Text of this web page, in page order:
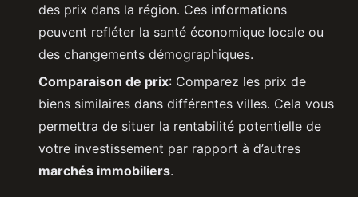
des prix dans la région. Ces informations
peuvent refléter la santé économique locale ou
des changements démographiques.
Comparaison de prix: Comparez les prix de
biens similaires dans différentes villes. Cela vous
permettra de situer la rentabilité potentielle de
votre investissement par rapport à d’autres
marchés immobiliers.